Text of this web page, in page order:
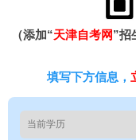
（添加“天津自考网”招
填写下方信息，